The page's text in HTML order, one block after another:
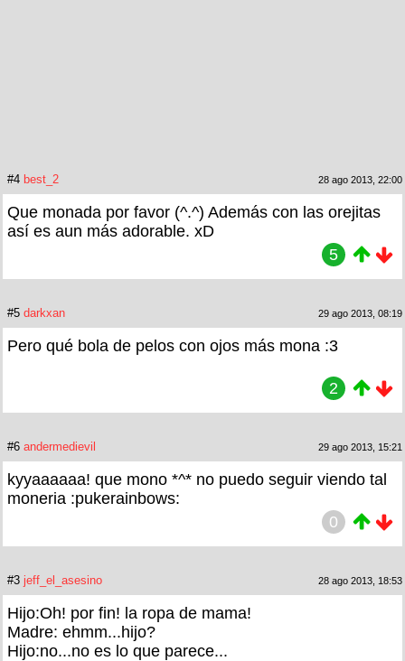
#4 best_2 28 ago 2013, 22:00
Que monada por favor (^.^) Además con las orejitas
así es aun más adorable. xD
5
#5 darkxan 29 ago 2013, 08:19
Pero qué bola de pelos con ojos más mona :3
2
#6 andermedievil 29 ago 2013, 15:21
kyyaaaaaa! que mono *^* no puedo seguir viendo tal
moneria :pukerainbows:
0
#3 jeff_el_asesino 28 ago 2013, 18:53
Hijo:Oh! por fin! la ropa de mama!
Madre: ehmm...hijo?
Hijo:no...no es lo que parece...